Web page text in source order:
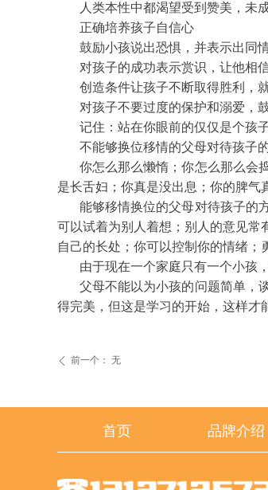
人类本性中都渴望受到赞美，未
正确培养孩子自信心
鼓励小孩说出恐惧，并表示出同
对孩子的成功表示赏识，让他相
创造条件让孩子不断取得胜利，
对孩子不要过度的保护和溺爱，
记住：站在你眼前的仅仅是个孩子
不能够换位移情的父母对待孩子
你怎么那么懒惰；你怎么那么会
是长舌妇；你真是没出息；你的脾气
能够移情换位的父母对待孩子的
可以试着为别人着想；别人的意见常
自己的长处；你可以控制你的情绪；
由于现在一个家庭只有一个小孩
父母不能以为小孩的问题简单，
得完美，但这是学习的开始，这样才
ꄴ 前一个： 无
首页 品牌介绍